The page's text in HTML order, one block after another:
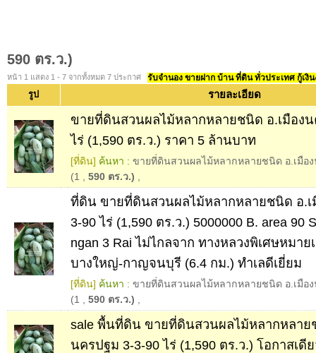
590 ตร.ว.)
หน้า 1 แสดง 1 - 7 จากทั้งหมด 7 ประกาศ รับจำนอง ขายฝาก บ้าน ที่ดิน ทั่วประเทศ กู้เงิ
รูป รายละเอียด
ขายที่ดินสวนผลไม้หลากหลายชนิด อ.เมืองน
ไร่ (1,590 ตร.ว.) ราคา 5 ล้านบาท
[ที่ดิน] ค้นหา : ขายที่ดินสวนผลไม้หลากหลายชนิด อ.เมือง
(1
590 ตร.ว.)
ที่ดิน ขายที่ดินสวนผลไม้หลากหลายชนิด อ.เ
3-90 ไร่ (1,590 ตร.ว.) 5000000 B. area 90
ngan 3 Rai ไม่ไกลจาก ทางหลวงพิเศษหมาย
บางใหญ่-กาญจนบุรี (6.4 กม.) ทำเลดีเยี่ยม
[ที่ดิน] ค้นหา : ขายที่ดินสวนผลไม้หลากหลายชนิด อ.เมือง
(1
590 ตร.ว.)
sale พื้นที่ดิน ขายที่ดินสวนผลไม้หลากหลาย
นครปฐม 3-3-90 ไร่ (1,590 ตร.ว.) โอกาสเดี